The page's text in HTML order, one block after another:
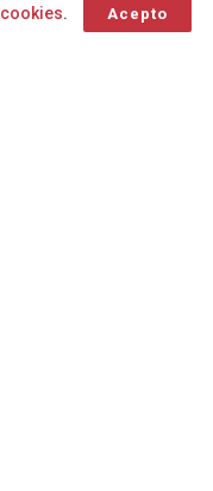
. Acepto